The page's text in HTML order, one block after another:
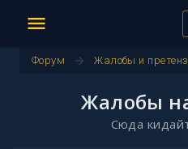
menu
Форум arrow_forward Жалобы и
Жалобы
Сюда